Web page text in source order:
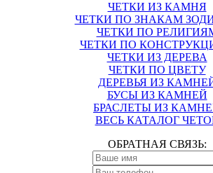
ЧЕТКИ ИЗ КАМНЯ
ЧЕТКИ ПО ЗНАКАМ
ЧЕТКИ ПО
ЧЕТКИ ПО
ЧЕТКИ ИЗ ДЕРЕВА
ЧЕТКИ ПО ЦВЕТУ
ДЕРЕВЬЯ ИЗ
БУСЫ ИЗ КАМНЕЙ
БРАСЛЕТЫ ИЗ
ВЕСЬ КАТАЛОГ
ОБРАТНАЯ СВЯЗЬ: